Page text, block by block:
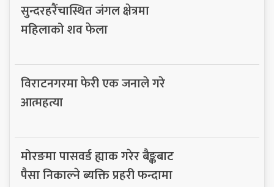
सुन्दरहरैंचास्थित जंगल क्षेत्रमा
महिलाको शव फेला
विराटनगरमा फेरी एक जनाले गरे
आत्महत्या
मोरङमा पासवर्ड ह्याक गरेर बैङ्कबाट
पैसा निकाल्ने ब्यक्ति प्रहरी फन्दामा